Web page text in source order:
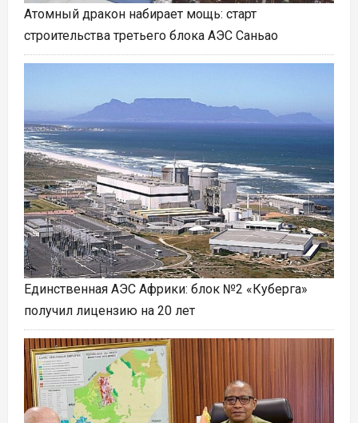
Атомный дракон набирает мощь: старт
строительства третьего блока АЭС Саньао
Единственная АЭС Африки: блок №2 «Куберга»
получил лицензию на 20 лет